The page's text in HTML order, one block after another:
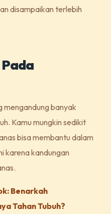
disampaikan terlebih
mengandung banyak
Kamu mungkin sedikit
bisa membantu dalam
karena kandungan
Benarkah
Tahan Tubuh?